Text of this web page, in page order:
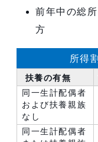
前年中の総
方
所得
扶養の有無
同一生計配偶者
および扶養親族
なし
同一生計配偶者